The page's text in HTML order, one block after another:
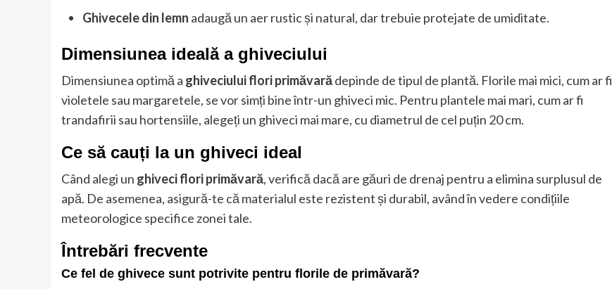
Ghivecele din lemn adaugă un aer rustic și natural, dar trebuie protejate de umiditate.
Dimensiunea ideală a ghiveciului
Dimensiunea optimă a ghiveciului flori primăvarădepinde de tipul de plantă. Florile mai mici, cum ar fi
violetele sau margaretele, se vor simți bine într-un ghiveci mic. Pentru plantele mai mari, cum ar fi
trandafirii sau hortensiile, alegeți un ghiveci mai mare, cu diametrul de cel puțin 20 cm.
Ce să cauți la un ghiveci ideal
Când alegi un ghiveci flori primăvară, verifică dacă are găuri de drenaj pentru a elimina surplusul de
apă. De asemenea, asigură-te că materialul este rezistent și durabil, având în vedere condițiile
meteorologice specifice zonei tale.
Întrebări frecvente
Ce fel de ghivece sunt potrivite pentru florile de primăvară?